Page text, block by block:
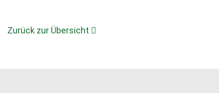
Zurück zur Übersicht